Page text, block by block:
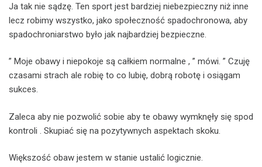
Ja tak nie sądzę. Ten sport jest bardziej niebezpieczny niż inne
lecz robimy wszystko, jako społeczność spadochronowa, aby
spadochroniarstwo było jak najbardziej bezpieczne.
” Moje obawy i niepokoje są całkiem normalne , ” mówi. ” Czuję
czasami strach ale robię to co lubię, dobrą robotę i osiągam
sukces.
Zaleca aby nie pozwolić sobie aby te obawy wymknęły się spod
kontroli . Skupiać się na pozytywnych aspektach skoku.
Większość obaw jestem w stanie ustalić logicznie.